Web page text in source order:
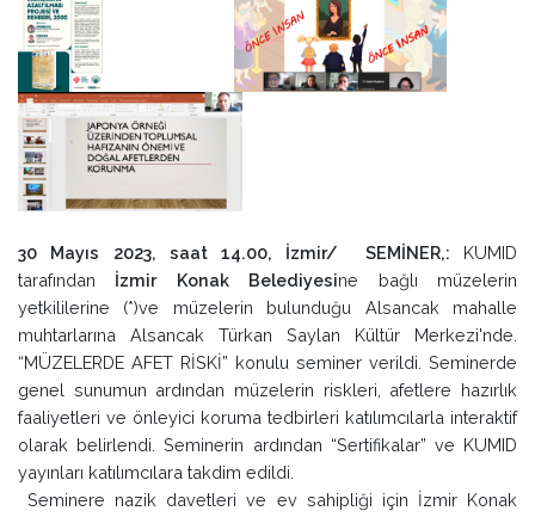
30 Mayıs 2023, saat 14.00, İzmir/ SEMİNER,: KUMID
tarafından İzmir Konak Belediyesine bağlı müzelerin
yetkililerine (*)ve müzelerin bulunduğu Alsancak mahalle
muhtarlarına Alsancak Türkan Saylan Kültür Merkezi'nde.
“MÜZELERDE AFET RİSKİ” konulu seminer verildi. Seminerde
genel sunumun ardından müzelerin riskleri, afetlere hazırlık
faaliyetleri ve önleyici koruma tedbirleri katılımcılarla interaktif
olarak belirlendi. Seminerin ardından “Sertifikalar” ve KUMID
yayınları katılımcılara takdim edildi.
Seminere nazik davetleri ve ev sahipliği için İzmir Konak